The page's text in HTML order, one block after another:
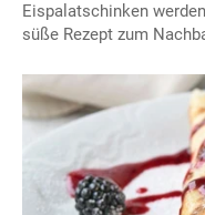
Eispalatschinken
süße Rezept zum